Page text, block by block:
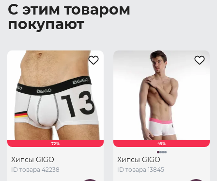
С этим товаром
покупают
72%
Хипсы GIGO
ID товара 42238
49%
Хипсы GIGO
ID товара 13845